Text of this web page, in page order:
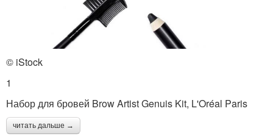
© iStock
1
Набор для бровей Brow Artist Genuis Kit, L'Oréal Paris
читать дальше →